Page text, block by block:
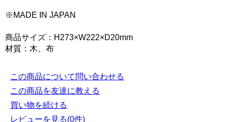
※MADE IN JAPAN
商品サイズ：H273×W222×D20mm
材質：木、布
この商品について問い合わせる
この商品を友達に教える
買い物を続ける
レビューを見る(0件)